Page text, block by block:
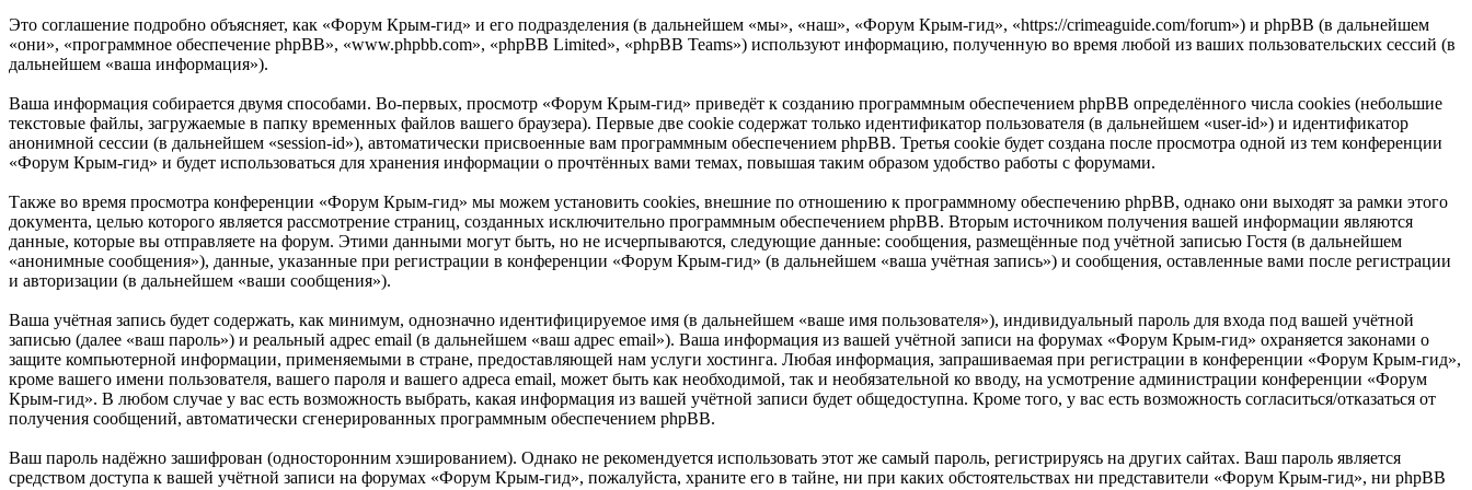
Это соглашение подробно объясняет, как «Форум Крым-гид» и его подразделения (в дальнейшем «мы», «наш», «Форум Крым-гид», «https://crimeaguide.com/forum») и phpBB (в дальнейшем
«они», «программное обеспечение phpBB», «www.phpbb.com», «phpBB Limited», «phpBB Teams») используют информацию, полученную во время любой из ваших пользовательских сессий (в
дальнейшем «ваша информация»).
Ваша информация собирается двумя способами. Во-первых, просмотр «Форум Крым-гид» приведёт к созданию программным обеспечением phpBB определённого числа cookies (небольшие
текстовые файлы, загружаемые в папку временных файлов вашего браузера). Первые две cookie содержат только идентификатор пользователя (в дальнейшем «user-id») и идентификатор
анонимной сессии (в дальнейшем «session-id»), автоматически присвоенные вам программным обеспечением phpBB. Третья cookie будет создана после просмотра одной из тем конференции
«Форум Крым-гид» и будет использоваться для хранения информации о прочтённых вами темах, повышая таким образом удобство работы с форумами.
Также во время просмотра конференции «Форум Крым-гид» мы можем установить cookies, внешние по отношению к программному обеспечению phpBB, однако они выходят за рамки этого
документа, целью которого является рассмотрение страниц, созданных исключительно программным обеспечением phpBB. Вторым источником получения вашей информации являются
данные, которые вы отправляете на форум. Этими данными могут быть, но не исчерпываются, следующие данные: сообщения, размещённые под учётной записью Гостя (в дальнейшем
«анонимные сообщения»), данные, указанные при регистрации в конференции «Форум Крым-гид» (в дальнейшем «ваша учётная запись») и сообщения, оставленные вами после регистрации
и авторизации (в дальнейшем «ваши сообщения»).
Ваша учётная запись будет содержать, как минимум, однозначно идентифицируемое имя (в дальнейшем «ваше имя пользователя»), индивидуальный пароль для входа под вашей учётной
записью (далее «ваш пароль») и реальный адрес email (в дальнейшем «ваш адрес email»). Ваша информация из вашей учётной записи на форумах «Форум Крым-гид» охраняется законами о
защите компьютерной информации, применяемыми в стране, предоставляющей нам услуги хостинга. Любая информация, запрашиваемая при регистрации в конференции «Форум Крым-гид»,
кроме вашего имени пользователя, вашего пароля и вашего адреса email, может быть как необходимой, так и необязательной ко вводу, на усмотрение администрации конференции «Форум
Крым-гид». В любом случае у вас есть возможность выбрать, какая информация из вашей учётной записи будет общедоступна. Кроме того, у вас есть возможность согласиться/отказаться от
получения сообщений, автоматически сгенерированных программным обеспечением phpBB.
Ваш пароль надёжно зашифрован (односторонним хэшированием). Однако не рекомендуется использовать этот же самый пароль, регистрируясь на других сайтах. Ваш пароль является
средством доступа к вашей учётной записи на форумах «Форум Крым-гид», пожалуйста, храните его в тайне, ни при каких обстоятельствах ни представители «Форум Крым-гид», ни phpBB